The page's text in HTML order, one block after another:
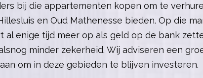
bij die appartementen kopen om te
en Oud Mathenesse bieden. Op die
al enige tijd meer op als geld op de bank
minder zekerheid. Wij adviseren een
om in deze gebieden te blijven investeren.